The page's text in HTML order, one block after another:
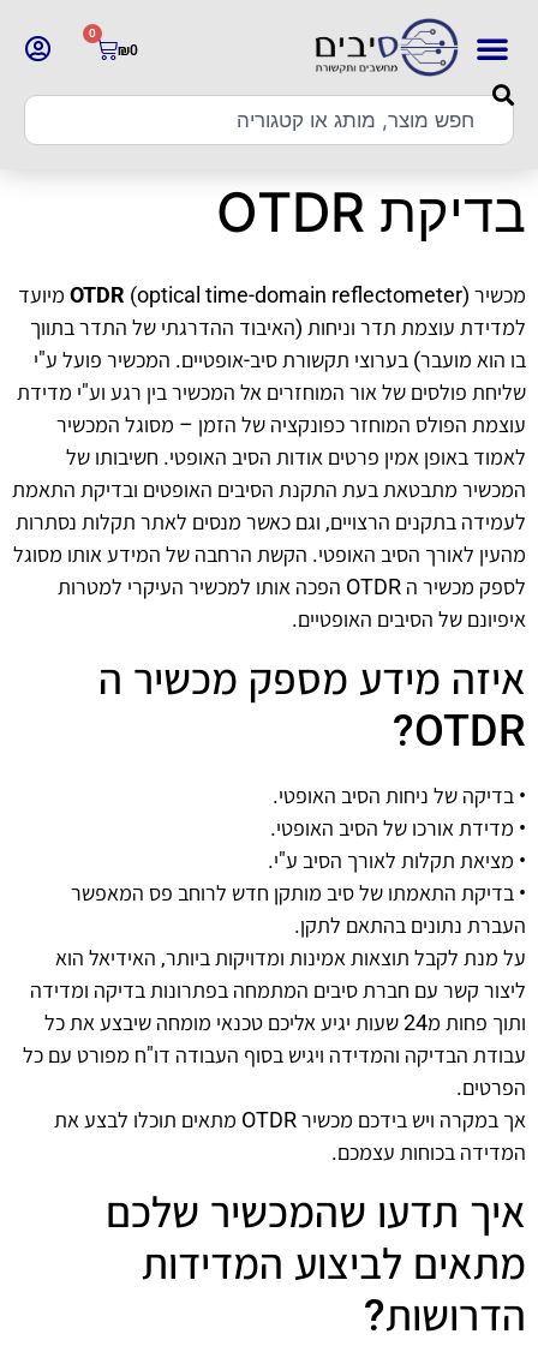
₪0
0
בדיקת OTDR
מכשיר OTDR (optical time-domain reflectometer) מיועד
למדידת עוצמת תדר וניחות (האיבוד ההדרגתי של התדר בתווך
בו הוא מועבר) בערוצי תקשורת סיב-אופטיים. המכשיר פועל ע"י
שליחת פולסים של אור המוחזרים אל המכשיר בין רגע וע"י מדידת
עוצמת הפולס המוחזר כפונקציה של הזמן – מסוגל המכשיר
לאמוד באופן אמין פרטים אודות הסיב האופטי. חשיבותו של
המכשיר מתבטאת בעת התקנת הסיבים האופטים ובדיקת התאמת
לעמידה בתקנים הרצויים, וגם כאשר מנסים לאתר תקלות נסתרות
מהעין לאורך הסיב האופטי. הקשת הרחבה של המידע אותו מסוגל
לספק מכשיר ה OTDR הפכה אותו למכשיר העיקרי למטרות
איפיונם של הסיבים האופטיים.
איזה מידע מספק מכשיר ה
OTDR?
• בדיקה של ניחות הסיב האופטי.
• מדידת אורכו של הסיב האופטי.
• מציאת תקלות לאורך הסיב ע"י.
• בדיקת התאמתו של סיב מותקן חדש לרוחב פס המאפשר
העברת נתונים בהתאם לתקן.
על מנת לקבל תוצאות אמינות ומדויקות ביותר, האידיאל הוא
ליצור קשר עם חברת סיבים המתמחה בפתרונות בדיקה ומדידה
ותוך פחות מ24 שעות יגיע אליכם טכנאי מומחה שיבצע את כל
עבודת הבדיקה והמדידה ויגיש בסוף העבודה דו"ח מפורט עם כל
הפרטים.
אך במקרה ויש בידכם מכשיר OTDR מתאים תוכלו לבצע את
המדידה בכוחות עצמכם.
איך תדעו שהמכשיר שלכם
מתאים לביצוע המדידות
הדרושות?